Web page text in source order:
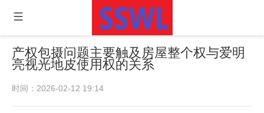
产权包摄问题主要触及房屋整个权与爱明
亮视光地皮使用权的关系
时间：2026-02-12 19:14